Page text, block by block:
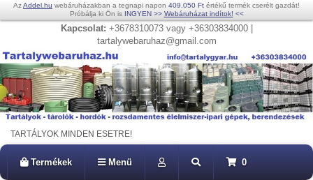
AzAddel.hu webáruházakban a tegnapi napon 409.050 Ft értékű termék cserélt gazdát!
Próbálja ki Ön is INGYEN >> Webáruházat indítok! <<
Kapcsolat: +3678310073 vagy +36303834000 |
tartalywebaruhaz@gmail.com
TARTÁLYOK MINDEN ESETRE!
Termékek Menü 0